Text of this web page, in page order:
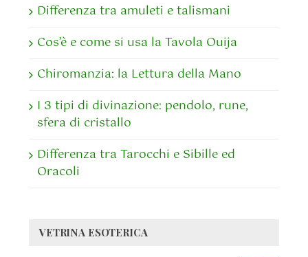
Differenza tra amuleti e talismani
Cos’è e come si usa la Tavola Ouija
Chiromanzia: la Lettura della Mano
I 3 tipi di divinazione: pendolo, rune,
sfera di cristallo
Differenza tra Tarocchi e Sibille ed
Oracoli
VETRINA ESOTERICA